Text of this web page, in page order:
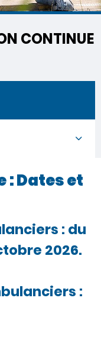
CONTINUE
: Dates et
: du
2026.
: